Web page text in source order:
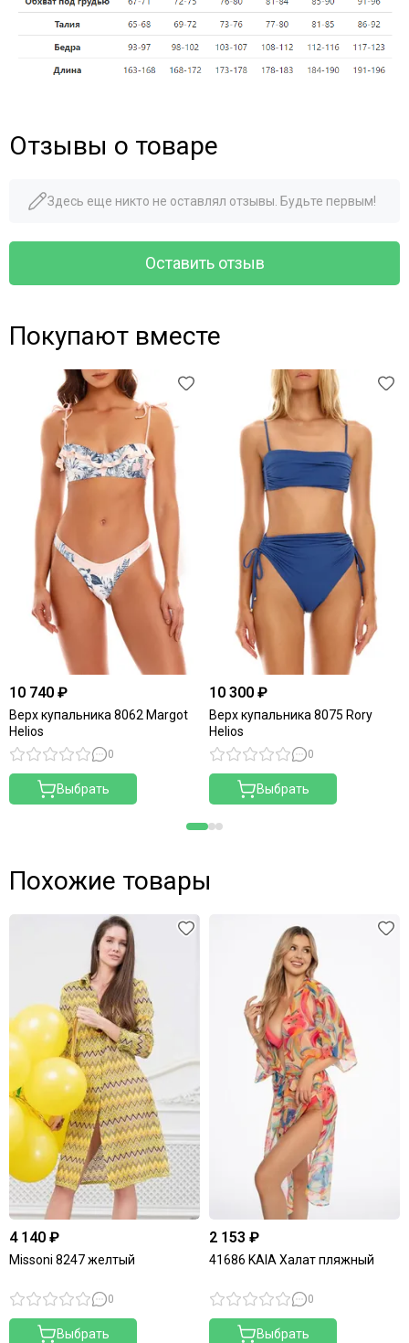
Отзывы о товаре
Здесь еще никто не оставлял отзывы. Будьте первым!
Оставить отзыв
Покупают вместе
10 740 ₽
Верх купальника 8062 Margot
Helios
0
Выбрать
10 300 ₽
Верх купальника 8075 Rory
Helios
0
Выбрать
Похожие товары
4 140 ₽
Missoni 8247 желтый
0
Выбрать
2 153 ₽
41686 KAIA Халат пляжный
0
Выбрать